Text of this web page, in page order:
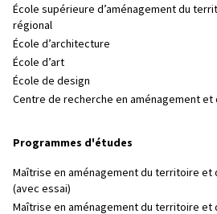
École supérieure d’aménagement du
régional
École d’architecture
École d’art
École de design
Centre de recherche en aménagement
Programmes d'études
Maîtrise en aménagement du territoire
(avec essai)
Maîtrise en aménagement du territoire